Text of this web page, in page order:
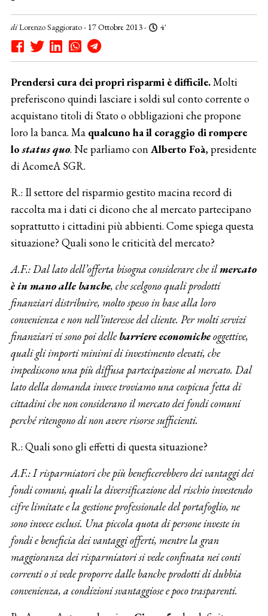
diLorenzo Saggiorato- 17 Ottobre 2013 - 4'
Prendersi cura dei propri risparmi è difficile.Molti
preferiscono quindi lasciare i soldi sul conto corrente o
acquistano titoli di Stato o obbligazioni che propone
loro la banca. Ma qualcuno ha il coraggio di rompere
lostatus quo. Ne parliamo conAlberto Foà, presidente
di AcomeA SGR.
R.: Il settore del risparmio gestito macina record di
raccolta ma i dati ci dicono che al mercato partecipano
soprattutto i cittadini più abbienti. Come spiega questa
situazione? Quali sono le criticità del mercato?
A.F.: Dal lato dell’offerta bisogna considerare che ilmercato
è in mano alle banche, che scelgono quali prodotti
finanziari distribuire, molto spesso in base alla loro
convenienza e non nell’interesse del cliente. Per molti servizi
finanziari vi sono poi dellebarriere economicheoggettive,
quali gli importi minimi di investimento elevati, che
impediscono una più diffusa partecipazione al mercato. Dal
lato della domanda invece troviamo una cospicua fetta di
cittadini che non considerano il mercato dei fondi comuni
perché ritengono di non avere risorse sufficienti.
R.: Quali sono gli effetti di questa situazione?
A.F.: I risparmiatori che più beneficerebbero dei vantaggi dei
fondi comuni, quali la diversificazione del rischio investendo
cifre limitate e la gestione professionale del portafoglio, ne
sono invece esclusi. Una piccola quota di persone investe in
fondi e beneficia dei vantaggi offerti, mentre la gran
maggioranza dei risparmiatori si vede confinata nei conti
correnti o si vede proporre dalle banche prodotti di dubbia
convenienza, a condizioni svantaggiose e poco trasparenti.